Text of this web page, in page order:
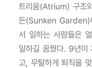
트리움(Atrium) 구조
든(Sunken Garden)
서 일하는 사람들은
일하길 꿈꿨다. 9년이
고, 무탈하게 퇴직을